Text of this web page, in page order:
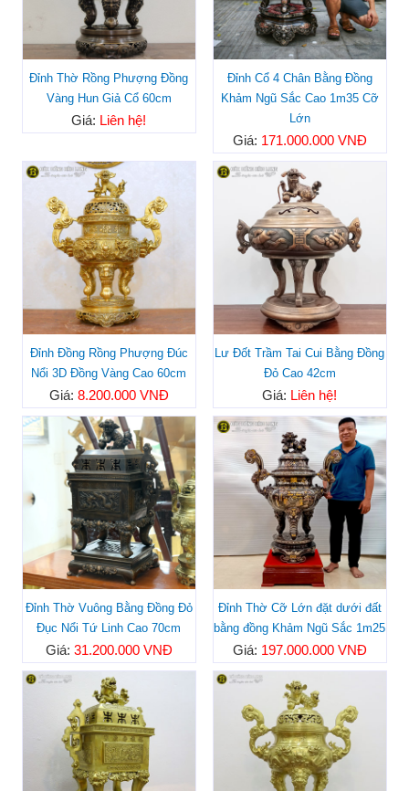
Đỉnh Thờ Rồng Phượng Đồng
Vàng Hun Giả Cổ 60cm
Giá: Liên hệ!
Đỉnh Cổ 4 Chân Bằng Đồng
Khảm Ngũ Sắc Cao 1m35 Cỡ
Lớn
Giá: 171.000.000 VNĐ
Đỉnh Đồng Rồng Phượng Đúc
Nổi 3D Đồng Vàng Cao 60cm
Giá: 8.200.000 VNĐ
Lư Đốt Trầm Tai Cui Bằng Đồng
Đỏ Cao 42cm
Giá: Liên hệ!
Đỉnh Thờ Vuông Bằng Đồng Đỏ
Đục Nổi Tứ Linh Cao 70cm
Giá: 31.200.000 VNĐ
Đỉnh Thờ Cỡ Lớn đặt dưới đất
bằng đồng Khảm Ngũ Sắc 1m25
Giá: 197.000.000 VNĐ